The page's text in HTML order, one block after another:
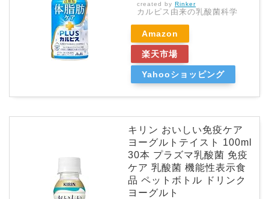
created by Rinker
カルピス由来の乳酸菌科学
Amazon
楽天市場
Yahooショッピング
キリン おいしい免疫ケア
ヨーグルトテイスト 100ml
30本 プラズマ乳酸菌 免疫
ケア 乳酸菌 機能性表示食
品 ペットボトル ドリンク
ヨーグルト